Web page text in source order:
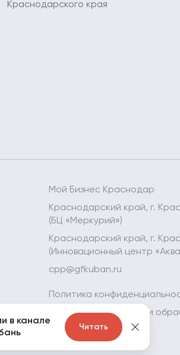
в канале
Читать
Краснодарского края
Мой Бизнес Краснодар
Краснодарский край, г.
(БЦ «Меркурий»)
Краснодарский край, г.
(Инновационный центр
cpp@gfkuban.ru
Политика
Политика в отношении
данных